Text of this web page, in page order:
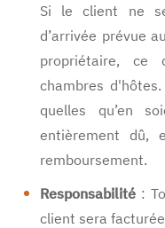
Si le client ne
d’arrivée prévue
propriétaire, ce
chambres
quelles qu’en
entièrement dû,
remboursement.
Responsabilité :
client sera